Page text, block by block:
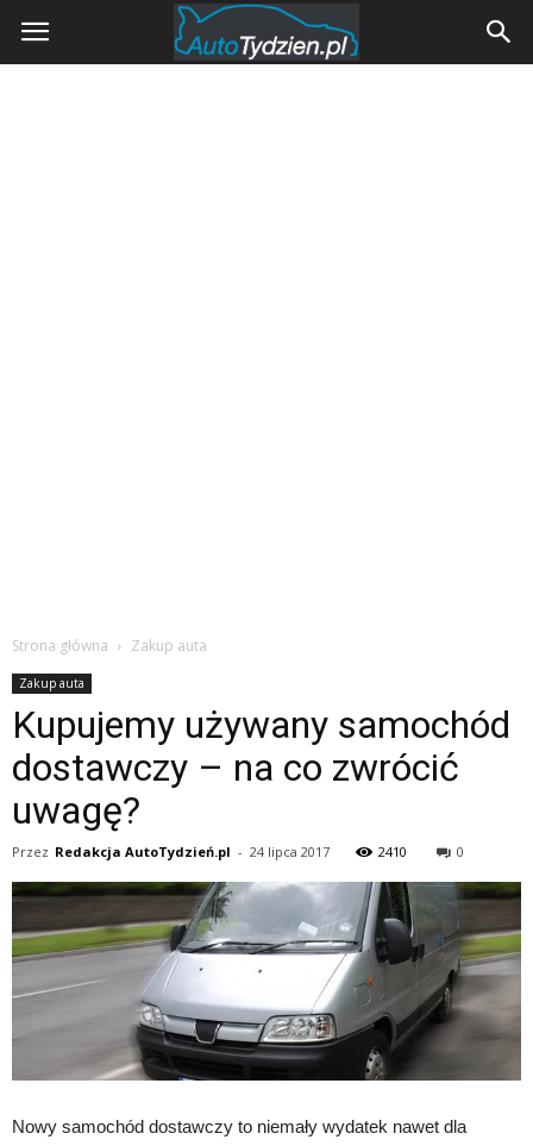
AutoTydzien.pl
Strona główna Zakup auta
Zakup auta
Kupujemy używany samochód
dostawczy – na co zwrócić
uwagę?
Przez Redakcja AutoTydzień.pl - 24 lipca 2017 2410 0
Nowy samochód dostawczy to niemały wydatek nawet dla